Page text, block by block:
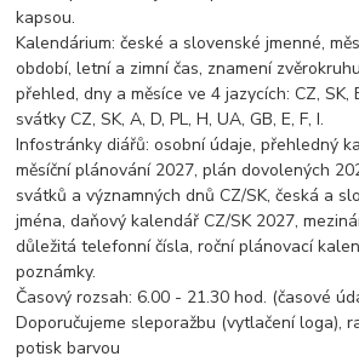
kapsou.
Kalendárium: české a slovenské jmenné,
období, letní a zimní čas, znamení
přehled, dny a měsíce ve 4 jazycích: CZ, SK,
svátky CZ, SK, A, D, PL, H, UA, GB, E, F, I.
Infostránky diářů: osobní údaje, přehledný
měsíční plánování 2027, plán dovolených
svátků a významných dnů CZ/SK, česká a
jména, daňový kalendář CZ/SK 2027,
důležitá telefonní čísla, roční plánovací
poznámky.
Časový rozsah: 6.00 - 21.30 hod. (časové
Doporučujeme sleporažbu (vytlačení loga),
potisk barvou